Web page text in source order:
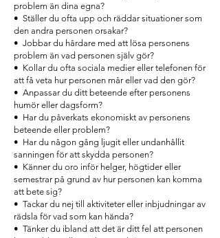
problem än dina egna?
• Ställer du ofta upp och räddar situationer som
den andra personen orsakar?
• Jobbar du hårdare med att lösa personens
problem än vad personen själv gör?
• Kollar du ofta sociala medier eller telefonen för
att få veta hur personen mår eller vad den gör?
• Anpassar du ditt beteende efter personens
humör eller dagsform?
• Har du påverkats ekonomiskt av personens
beteende eller problem?
• Har du någon gång ljugit eller undanhållit
sanningen för att skydda personen?
• Känner du oro inför helger, högtider eller
semestrar på grund av hur personen kan komma
att bete sig?
• Tackar du nej till aktiviteter eller inbjudningar av
rädsla för vad som kan hända?
• Tänker du ibland att det är ditt fel att personen